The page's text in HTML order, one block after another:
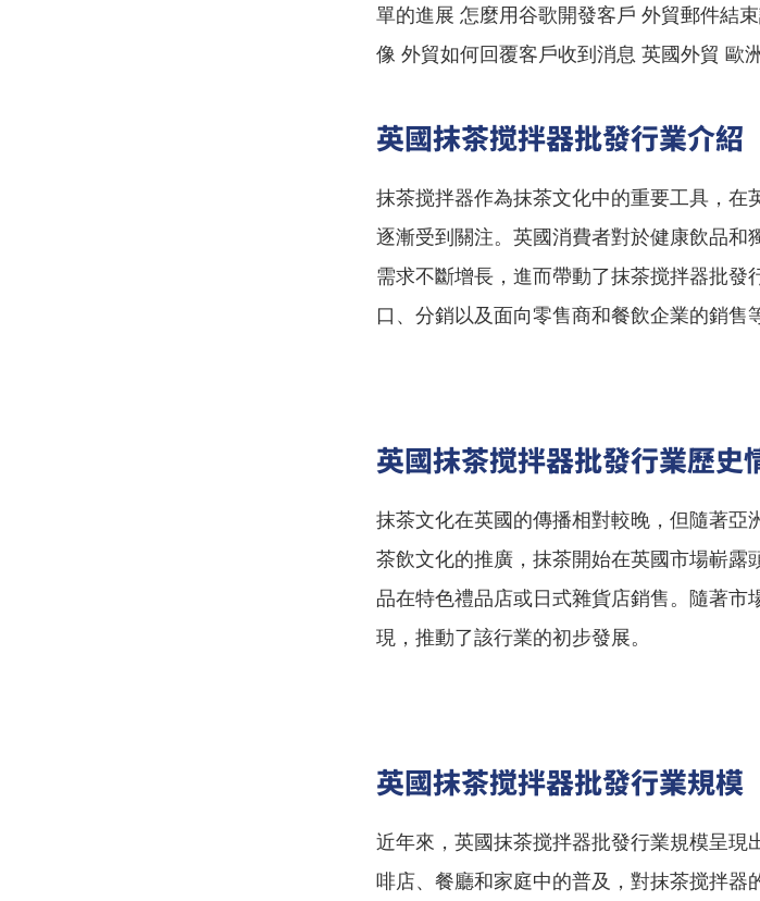
單的進展 怎麼用谷歌開發客戶 外貿郵件結
像 外貿如何回覆客戶收到消息 英國外貿 歐
英國抹茶搅拌器批發行業介紹
抹茶搅拌器作為抹茶文化中的重要工具，在
逐漸受到關注。英國消費者對於健康飲品和
需求不斷增長，進而帶動了抹茶搅拌器批發
口、分銷以及面向零售商和餐飲企業的銷售
英國抹茶搅拌器批發行業歷史
抹茶文化在英國的傳播相對較晚，但隨著亞
茶飲文化的推廣，抹茶開始在英國市場嶄露
品在特色禮品店或日式雜貨店銷售。隨著市
現，推動了該行業的初步發展。
英國抹茶搅拌器批發行業規模
近年來，英國抹茶搅拌器批發行業規模呈現
啡店、餐廳和家庭中的普及，對抹茶搅拌器